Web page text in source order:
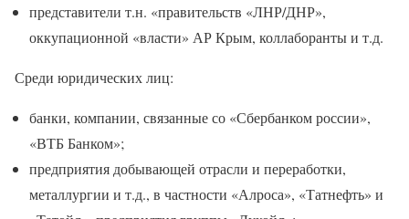
представители т.н. «правительств «ЛНР/ДНР»,
оккупационной «власти» АР Крым, коллаборанты и т.д.
Среди юридических лиц:
банки, компании, связанные со «Сбербанком россии»,
«ВТБ Банком»;
предприятия добывающей отрасли и переработки,
металлургии и т.д., в частности «Алроса», «Татнефть» и